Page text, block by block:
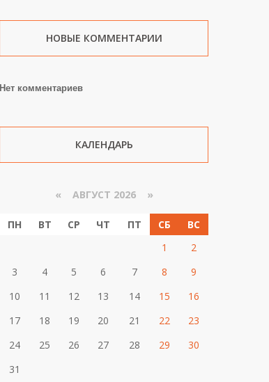
НОВЫЕ КОММЕНТАРИИ
Нет комментариев
КАЛЕНДАРЬ
« АВГУСТ 2026 »
ПН ВТ СР ЧТ ПТ СБ
ВС
1
2
3
4 5 6 7 8
9
10
11 12 13 14 15
16
17
18 19 20 21 22
23
24
25 26 27 28 29
30
31